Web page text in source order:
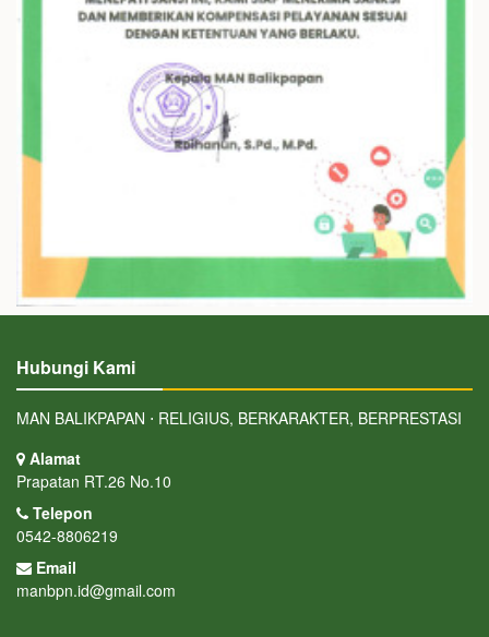
Hubungi Kami
MAN BALIKPAPAN ⋅ RELIGIUS, BERKARAKTER, BERPRESTASI
Alamat
Prapatan RT.26 No.10
Telepon
0542-8806219
Email
manbpn.id@gmail.com